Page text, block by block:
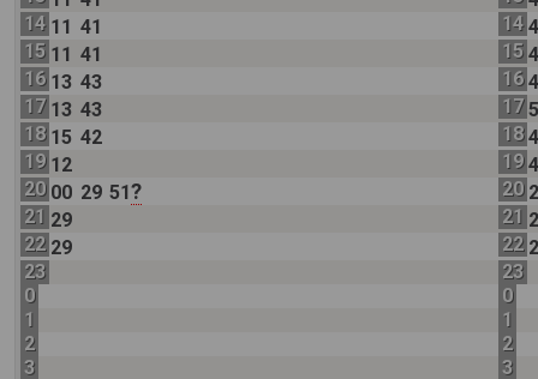
14 11 41
15 11 41
16 13 43
17 13 43
18 15 42
19 12
20 00 29 51?
21 29
22 29
23
0
1
2
3
14
15
16
17
18
19
20
21
22
23
0
1
2
3